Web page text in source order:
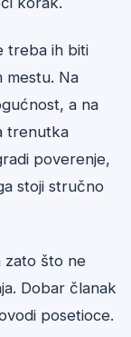
treba ih biti
mestu. Na
a na
trenutka
poverenje,
stoji stručno
zato što ne
Dobar članak
posetioce.